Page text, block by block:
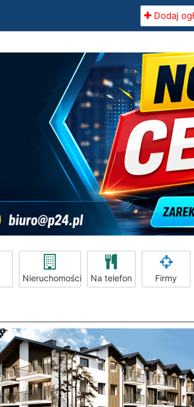
Dodaj
Nieruchomości Na telefon Firmy